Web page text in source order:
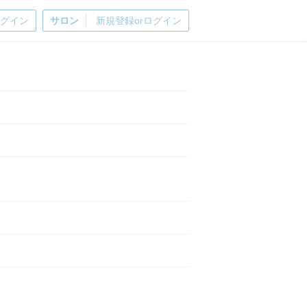
イン サロン 新規登録orログイン